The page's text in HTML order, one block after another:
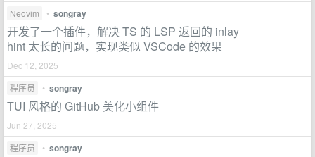
Neovim • songray
开发了一个插件，解决 TS 的 LSP 返回的 inlay
hint 太长的问题，实现类似 VSCode 的效果
Dec 12, 2025
程序员
• songray
TUI 风格的 GitHub 美化小组件
Jun 27, 2025
程序员
• songray